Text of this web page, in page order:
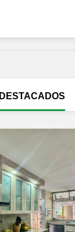
DESTACADOS
VER DETALLES